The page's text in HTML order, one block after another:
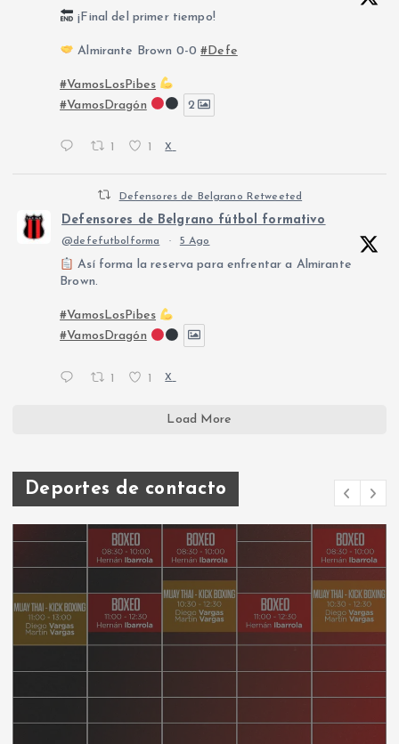
¡Final del primer tiempo!
Almirante Brown 0-0#Defe
#VamosLosPibes
#VamosDragón
2
X
Defensores de Belgrano Retweeted
Defensores de Belgrano fútbol formativo
@defefutbolforma · 5 Ago
Así forma la reserva para enfrentar a Almirante
Brown.
#VamosLosPibes
#VamosDragón
1 1 X
Load More
Deportes de contacto